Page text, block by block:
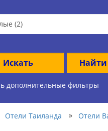
(2)
Искать Найти
дополнительные фильтры
Отели Таиланда » Отели